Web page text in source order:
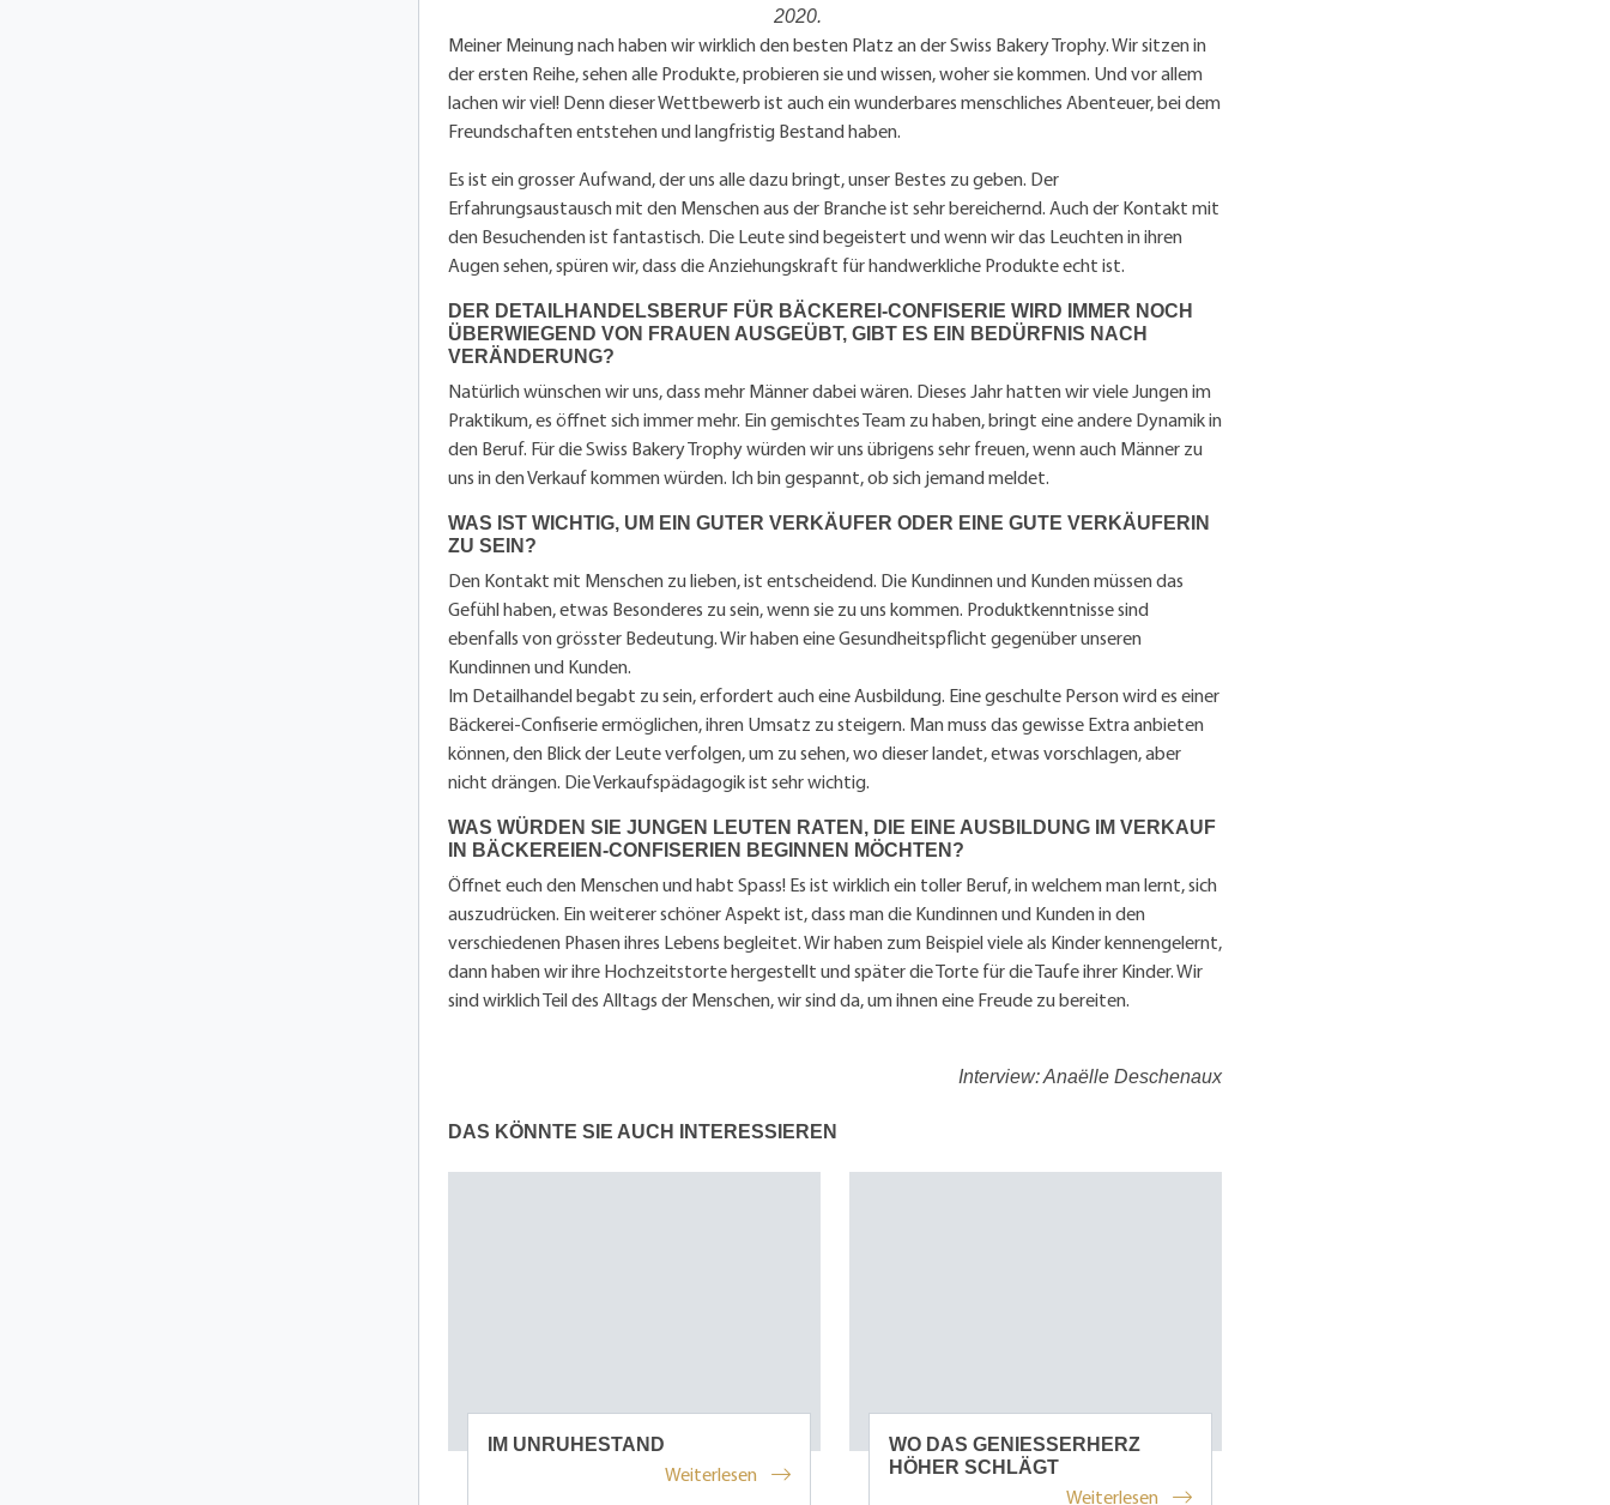
2020.
Meiner Meinung nach haben wir wirklich den besten Platz an der Swiss Bakery Trophy. Wir sitzen in
der ersten Reihe, sehen alle Produkte, probieren sie und wissen, woher sie kommen. Und vor allem
lachen wir viel! Denn dieser Wettbewerb ist auch ein wunderbares menschliches Abenteuer, bei dem
Freundschaften entstehen und langfristig Bestand haben.
Es ist ein grosser Aufwand, der uns alle dazu bringt, unser Bestes zu geben. Der
Erfahrungsaustausch mit den Menschen aus der Branche ist sehr bereichernd. Auch der Kontakt mit
den Besuchenden ist fantastisch. Die Leute sind begeistert und wenn wir das Leuchten in ihren
Augen sehen, spüren wir, dass die Anziehungskraft für handwerkliche Produkte echt ist.
DER DETAILHANDELSBERUF FÜR BÄCKEREI-CONFISERIE WIRD IMMER NOCH
ÜBERWIEGEND VON FRAUEN AUSGEÜBT, GIBT ES EIN BEDÜRFNIS NACH
VERÄNDERUNG?
Natürlich wünschen wir uns, dass mehr Männer dabei wären. Dieses Jahr hatten wir viele Jungen im
Praktikum, es öffnet sich immer mehr. Ein gemischtes Team zu haben, bringt eine andere Dynamik in
den Beruf. Für die Swiss Bakery Trophy würden wir uns übrigens sehr freuen, wenn auch Männer zu
uns in den Verkauf kommen würden. Ich bin gespannt, ob sich jemand meldet.
WAS IST WICHTIG, UM EIN GUTER VERKÄUFER ODER EINE GUTE VERKÄUFERIN
ZU SEIN?
Den Kontakt mit Menschen zu lieben, ist entscheidend. Die Kundinnen und Kunden müssen das
Gefühl haben, etwas Besonderes zu sein, wenn sie zu uns kommen. Produktkenntnisse sind
ebenfalls von grösster Bedeutung. Wir haben eine Gesundheitspflicht gegenüber unseren
Kundinnen und Kunden.
Im Detailhandel begabt zu sein, erfordert auch eine Ausbildung. Eine geschulte Person wird es einer
Bäckerei-Confiserie ermöglichen, ihren Umsatz zu steigern. Man muss das gewisse Extra anbieten
können, den Blick der Leute verfolgen, um zu sehen, wo dieser landet, etwas vorschlagen, aber
nicht drängen. Die Verkaufspädagogik ist sehr wichtig.
WAS WÜRDEN SIE JUNGEN LEUTEN RATEN, DIE EINE AUSBILDUNG IM VERKAUF
IN BÄCKEREIEN-CONFISERIEN BEGINNEN MÖCHTEN?
Öffnet euch den Menschen und habt Spass! Es ist wirklich ein toller Beruf, in welchem man lernt, sich
auszudrücken. Ein weiterer schöner Aspekt ist, dass man die Kundinnen und Kunden in den
verschiedenen Phasen ihres Lebens begleitet. Wir haben zum Beispiel viele als Kinder kennengelernt,
dann haben wir ihre Hochzeitstorte hergestellt und später die Torte für die Taufe ihrer Kinder. Wir
sind wirklich Teil des Alltags der Menschen, wir sind da, um ihnen eine Freude zu bereiten.
Interview: Anaëlle Deschenaux
DAS KÖNNTE SIE AUCH INTERESSIEREN
IM UNRUHESTAND
Weiterlesen
WO DAS GENIESSERHERZ
HÖHER SCHLÄGT
Weiterlesen